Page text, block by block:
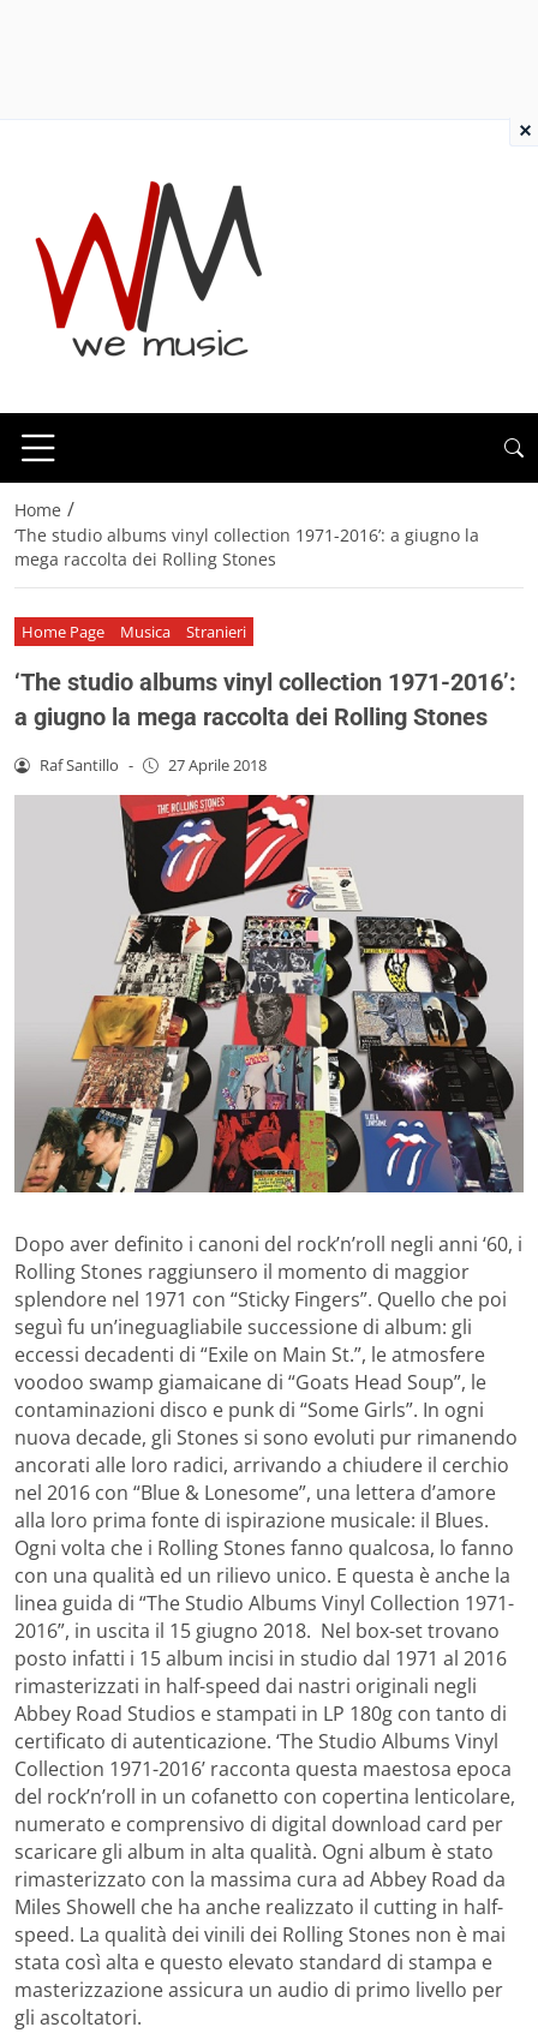
Home /
‘The studio albums vinyl collection 1971-2016’: a giugno la
mega raccolta dei Rolling Stones
Home Page Musica Stranieri
‘The studio albums vinyl collection 1971-2016’:
a giugno la mega raccolta dei Rolling Stones
Raf Santillo - 27 Aprile 2018
Dopo aver definito i canoni del rock’n’roll negli anni ‘60, i
Rolling Stones raggiunsero il momento di maggior
splendore nel 1971 con “Sticky Fingers”. Quello che poi
seguì fu un’ineguagliabile successione di album: gli
eccessi decadenti di “Exile on Main St.”, le atmosfere
voodoo swamp giamaicane di “Goats Head Soup”, le
contaminazioni disco e punk di “Some Girls”. In ogni
nuova decade, gli Stones si sono evoluti pur rimanendo
ancorati alle loro radici, arrivando a chiudere il cerchio
nel 2016 con “Blue & Lonesome”, una lettera d’amore
alla loro prima fonte di ispirazione musicale: il Blues.
Ogni volta che i Rolling Stones fanno qualcosa, lo fanno
con una qualità ed un rilievo unico. E questa è anche la
linea guida di “The Studio Albums Vinyl Collection 1971-
2016”, in uscita il 15 giugno 2018. Nel box-set trovano
posto infatti i 15 album incisi in studio dal 1971 al 2016
rimasterizzati in half-speed dai nastri originali negli
Abbey Road Studios e stampati in LP 180g con tanto di
certificato di autenticazione. ‘The Studio Albums Vinyl
Collection 1971-2016’ racconta questa maestosa epoca
del rock’n’roll in un cofanetto con copertina lenticolare,
numerato e comprensivo di digital download card per
scaricare gli album in alta qualità. Ogni album è stato
rimasterizzato con la massima cura ad Abbey Road da
Miles Showell che ha anche realizzato il cutting in half-
speed. La qualità dei vinili dei Rolling Stones non è mai
stata così alta e questo elevato standard di stampa e
masterizzazione assicura un audio di primo livello per
gli ascoltatori.
×